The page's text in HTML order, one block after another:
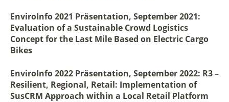
EnviroInfo 2021 Präsentation, September 2021:
Evaluation of a Sustainable Crowd Logistics
Concept for the Last Mile Based on Electric Cargo
Bikes
EnviroInfo 2022 Präsentation, September 2022: R3 –
Resilient, Regional, Retail: Implementation of
SusCRM Approach within a Local Retail Platform